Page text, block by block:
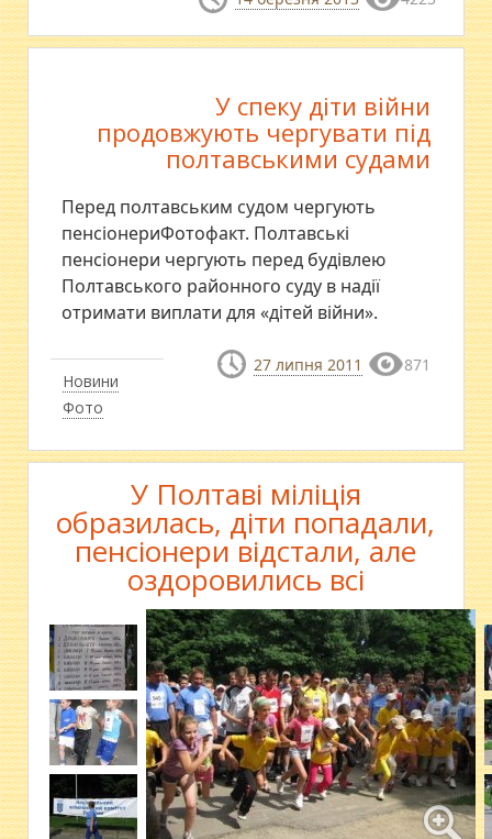
Новини
Фото
У спеку діти війни
продовжують чергувати під
полтавськими судами
Перед полтавським судом чергують
пенсіонериФотофакт. Полтавські
пенсіонери чергують перед будівлею
Полтавського районного суду в надії
отримати виплати для «дітей війни».
27 липня 2011 871
У Полтаві міліція
образилась, діти попадали,
пенсіонери відстали, але
оздоровились всі